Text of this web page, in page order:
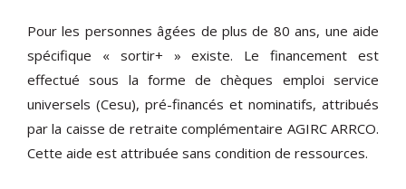
Pour les personnes âgées de plus de 80 ans, une aide
spécifique « sortir+ » existe. Le financement est
effectué sous la forme de chèques emploi service
universels (Cesu), pré-financés et nominatifs, attribués
par la caisse de retraite complémentaire AGIRC ARRCO.
Cette aide est attribuée sans condition de ressources.